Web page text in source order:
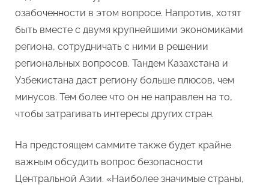
озабоченности в этом вопросе. Напротив, хотят
быть вместе с двумя крупнейшими экономиками
региона, сотрудничать с ними в решении
региональных вопросов. Тандем Казахстана и
Узбекистана даст региону больше плюсов, чем
минусов. Тем более что он не направлен на то,
чтобы затрагивать интересы других стран.
На предстоящем саммите также будет крайне
важным обсудить вопрос безопасности
Центральной Азии. «Наиболее значимые страны,